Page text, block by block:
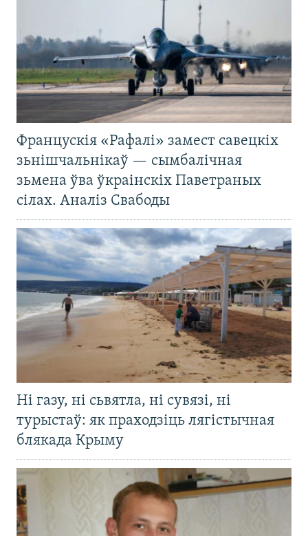
Францускія «Рафалі» замест савецкіх
зьнішчальнікаў — сымбалічная
зьмена ўва ўкраінскіх Паветраных
сілах. Аналіз Свабоды
Ні газу, ні сьвятла, ні сувязі, ні
турыстаў: як праходзіць лягістычная
блякада Крыму